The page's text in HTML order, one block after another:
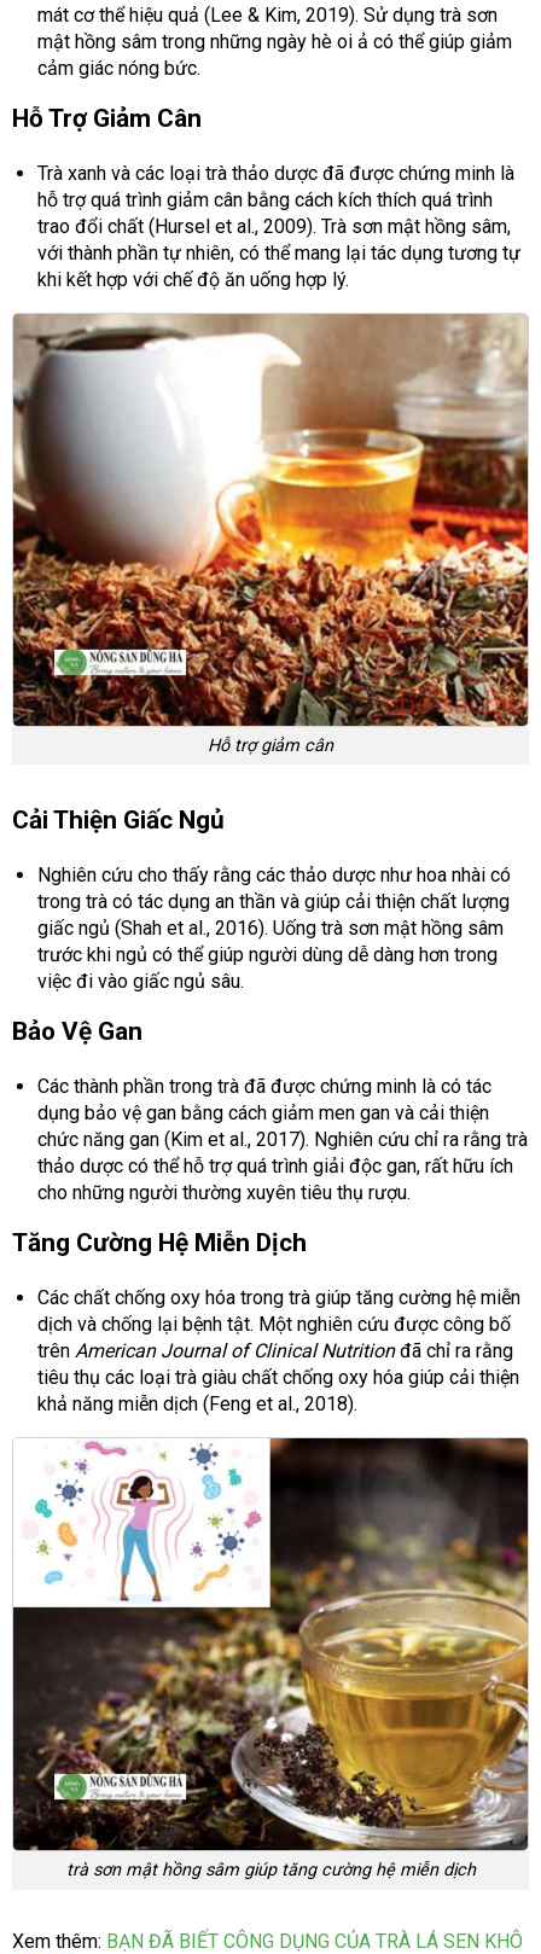
mát cơ thể hiệu quả (Lee & Kim, 2019). Sử dụng trà sơn
mật hồng sâm trong những ngày hè oi ả có thể giúp giảm
cảm giác nóng bức.
Hỗ Trợ Giảm Cân
Trà xanh và các loại trà thảo dược đã được chứng minh là
hỗ trợ quá trình giảm cân bằng cách kích thích quá trình
trao đổi chất (Hursel et al., 2009). Trà sơn mật hồng sâm,
với thành phần tự nhiên, có thể mang lại tác dụng tương tự
khi kết hợp với chế độ ăn uống hợp lý.
Hỗ trợ giảm cân
Cải Thiện Giấc Ngủ
Nghiên cứu cho thấy rằng các thảo dược như hoa nhài có
trong trà có tác dụng an thần và giúp cải thiện chất lượng
giấc ngủ (Shah et al., 2016). Uống trà sơn mật hồng sâm
trước khi ngủ có thể giúp người dùng dễ dàng hơn trong
việc đi vào giấc ngủ sâu.
Bảo Vệ Gan
Các thành phần trong trà đã được chứng minh là có tác
dụng bảo vệ gan bằng cách giảm men gan và cải thiện
chức năng gan (Kim et al., 2017). Nghiên cứu chỉ ra rằng trà
thảo dược có thể hỗ trợ quá trình giải độc gan, rất hữu ích
cho những người thường xuyên tiêu thụ rượu.
Tăng Cường Hệ Miễn Dịch
Các chất chống oxy hóa trong trà giúp tăng cường hệ miễn
dịch và chống lại bệnh tật. Một nghiên cứu được công bố
trên American Journal of Clinical Nutritionđã chỉ ra rằng
tiêu thụ các loại trà giàu chất chống oxy hóa giúp cải thiện
khả năng miễn dịch (Feng et al., 2018).
trà sơn mật hồng sâm giúp tăng cường hệ miễn dịch
Xem thêm: BẠN ĐÃ BIẾT CÔNG DỤNG CỦA TRÀ LÁ SEN KHÔ